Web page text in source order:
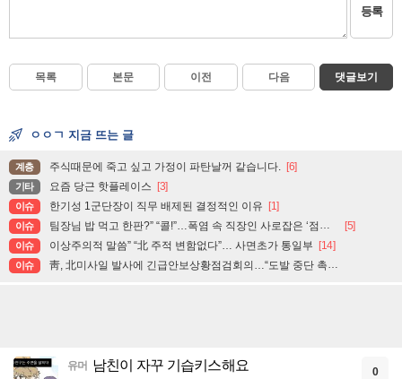
등록
목록 본문 이전 다음 댓글보기
ㅇㅇㄱ 지금 뜨는 글
계층 주식때문에 죽고 싶고 가정이 파탄날꺼 같습니다. [6]
기타 요즘 당근 핫플레이스 [3]
이슈 한기성 1군단장이 직무 배제된 결정적인 이유 [1]
이슈 팀장님 밥 먹고 한판?” “콜!”…폭염 속 직장인 사로잡은 ‘점심 몰캉스’ [5]
이슈 이상주의적 말씀” “北 주적 변함없다”… 사면초가 통일부 [14]
이슈 靑, 北미사일 발사에 긴급안보상황점검회의…“도발 중단 촉구”
유머 남친이 자꾸 기습키스해요 0